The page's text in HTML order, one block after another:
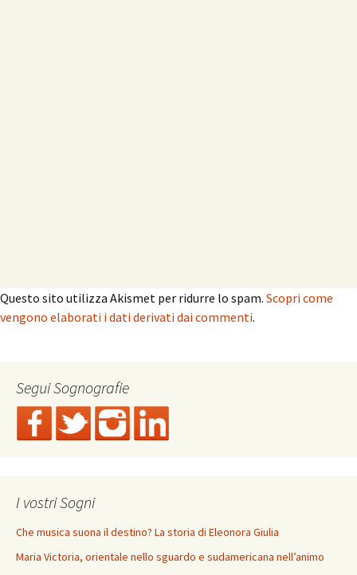
Questo sito utilizza Akismet per ridurre lo spam. Scopri come
vengono elaborati i dati derivati dai commenti.
Segui Sognografie
I vostri Sogni
Che musica suona il destino? La storia di Eleonora Giulia
Maria Victoria, orientale nello sguardo e sudamericana nell’animo